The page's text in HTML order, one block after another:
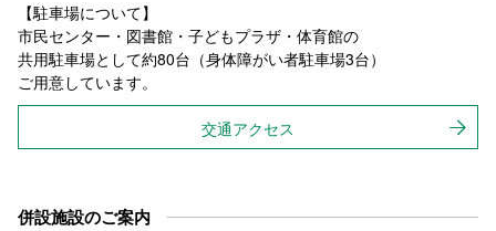
【駐車場について】
市民センター・図書館・子どもプラザ・体育館の
共用駐車場として約80台（身体障がい者駐車場3台）
ご用意しています。
交通アクセス
併設施設のご案内